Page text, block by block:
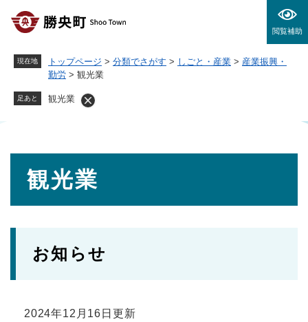
閲覧補助
現在地 トップページ > 分類でさがす > しごと・産業 > 産業振興・
勤労 > 観光業
足あと 観光業
観光業
お知らせ
2024年12月16日更新